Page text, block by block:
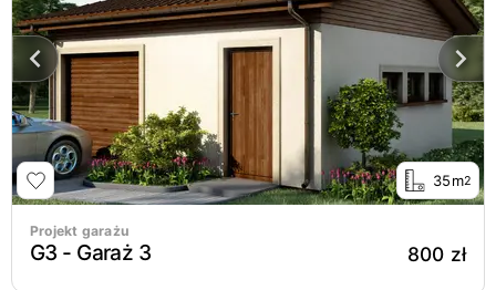
35m2
Projekt garażu
G3 - Garaż 3 800 zł